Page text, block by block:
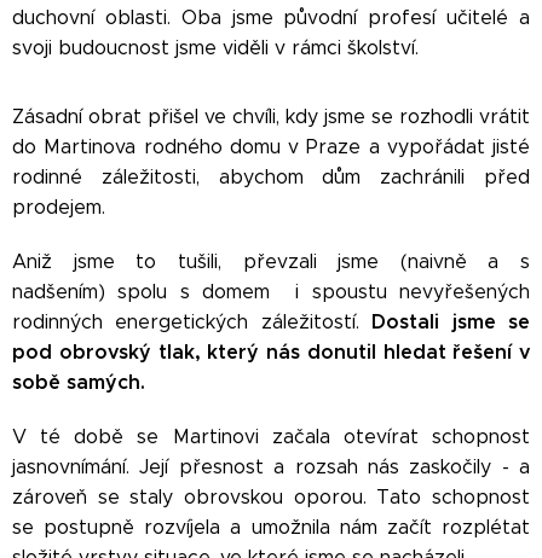
duchovní oblasti. Oba jsme původní profesí učitelé a
svoji budoucnost jsme viděli v rámci školství.
Zásadní obrat přišel ve chvíli, kdy jsme se rozhodli vrátit
do Martinova rodného domu v Praze a vypořádat jisté
rodinné záležitosti, abychom dům zachránili před
prodejem.
Aniž jsme to tušili, převzali jsme (naivně a s
nadšením)spolu s domem i spoustu nevyřešených
rodinných energetických záležitostí. Dostali jsme se
pod obrovský tlak, který nás donutil hledat řešení v
sobě samých.
V té době se Martinovi začala otevírat schopnost
jasnovnímání. Její přesnost a rozsah nás zaskočily - a
zároveň se staly obrovskou oporou. Tato schopnost
se postupně rozvíjela a umožnila nám začít rozplétat